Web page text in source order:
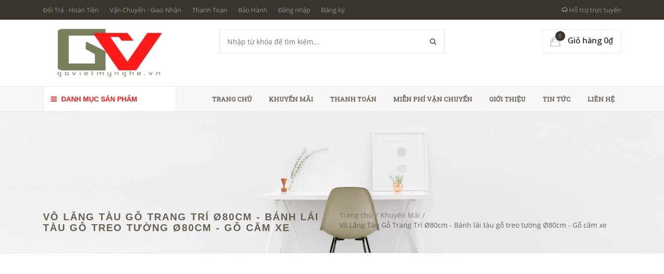
Đổi Trả - Hoàn Tiền Vận Chuyển - Giao Nhận Thanh Toán Bảo Hành Đăng nhập Đăng ký Hỗ trợ trực tuyến
0 Giỏ hàng 0₫
DANH MỤC SẢN PHẨM TRANG CHỦ KHUYẾN MÃI THANH TOÁN MIỄN PHÍ VẬN CHUYỂN GIỚI THIỆU TIN TỨC LIÊN HỆ
VÔ LĂNG TÀU GỖ TRANG TRÍ Ø80CM - BÁNH LÁI
TÀU GỖ TREO TƯỜNG Ø80CM - GỖ CĂM XE
Trang chủ / Khuyến Mãi /
Vô Lăng Tàu Gỗ Trang Trí Ø80cm - Bánh lái tàu gỗ treo tường Ø80cm - Gỗ căm xe